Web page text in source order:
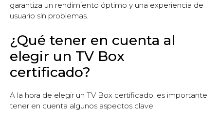
garantiza un rendimiento óptimo y una experiencia de
usuario sin problemas.
¿Qué tener en cuenta al
elegir un TV Box
certificado?
A la hora de elegir un TV Box certificado, es importante
tener en cuenta algunos aspectos clave: